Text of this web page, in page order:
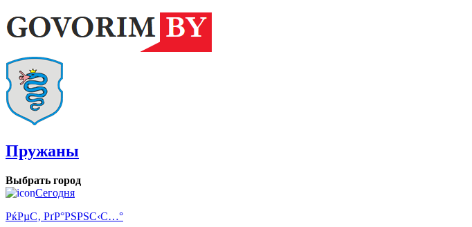
Пружаны
Выбрать город
Сегодня
РќРµС‚ РґР°РЅРЅС‹С…°